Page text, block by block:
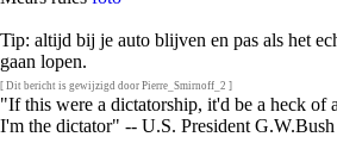
Tip: altijd bij je auto blijven en pas als het
gaan lopen.
[ Dit bericht is gewijzigd door Pierre_Smirnoff_2 ]
"If this were a dictatorship, it'd be a heck of
I'm the dictator" -- U.S. President G.W.Bush